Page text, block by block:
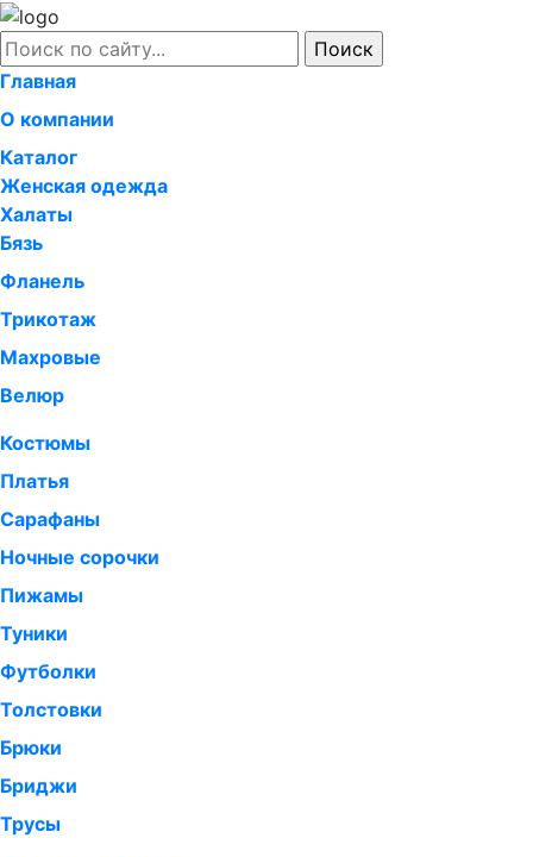
Главная
О компании
Каталог
Женская одежда
Халаты
Бязь
Фланель
Трикотаж
Махровые
Велюр
Костюмы
Платья
Сарафаны
Ночные сорочки
Пижамы
Туники
Футболки
Толстовки
Брюки
Бриджи
Трусы